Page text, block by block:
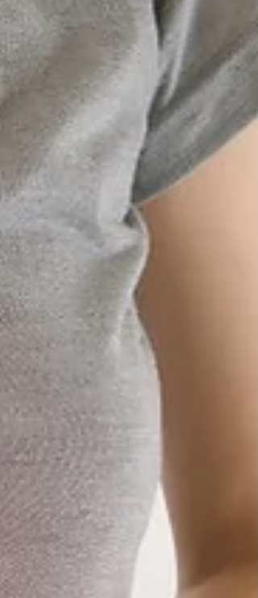
métabolisme ralenti vraiment lorsque vous
suivez un régime ? Connaissez-vous votre
Lipox ou seuil de lipolyse ? Voici un peu de
clarté et de précisions ! 1. Votre métabolisme